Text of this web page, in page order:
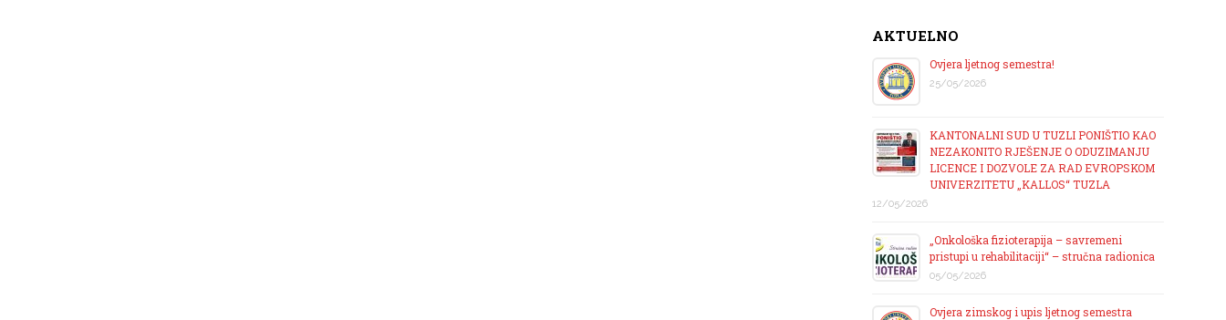
AKTUELNO
Ovjera ljetnog semestra!
25/05/2026
KANTONALNI SUD U TUZLI PONIŠTIO KAO
NEZAKONITO RJEŠENJE O ODUZIMANJU
LICENCE I DOZVOLE ZA RAD EVROPSKOM
UNIVERZITETU „KALLOS“ TUZLA
12/05/2026
„Onkološka fizioterapija – savremeni
pristupi u rehabilitaciji“ – stručna radionica
05/05/2026
Ovjera zimskog i upis ljetnog semestra